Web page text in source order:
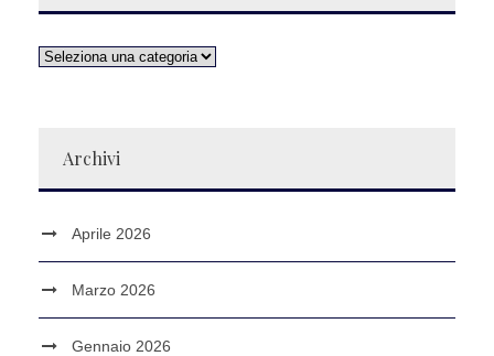
Archivi
Aprile 2026
Marzo 2026
Gennaio 2026